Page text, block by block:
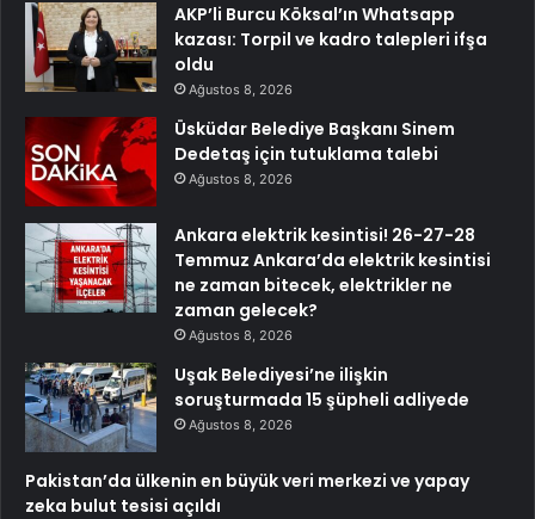
AKP’li Burcu Köksal’ın Whatsapp
kazası: Torpil ve kadro talepleri ifşa
oldu
Ağustos 8, 2026
Üsküdar Belediye Başkanı Sinem
Dedetaş için tutuklama talebi
Ağustos 8, 2026
Ankara elektrik kesintisi! 26-27-28
Temmuz Ankara’da elektrik kesintisi
ne zaman bitecek, elektrikler ne
zaman gelecek?
Ağustos 8, 2026
Uşak Belediyesi’ne ilişkin
soruşturmada 15 şüpheli adliyede
Ağustos 8, 2026
Pakistan’da ülkenin en büyük veri merkezi ve yapay
zeka bulut tesisi açıldı